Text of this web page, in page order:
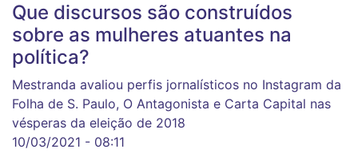
Que discursos são construídos
sobre as mulheres atuantes na
política?
Mestranda avaliou perfis jornalísticos no Instagram da
Folha de S. Paulo, O Antagonista e Carta Capital nas
vésperas da eleição de 2018
10/03/2021 - 08:11